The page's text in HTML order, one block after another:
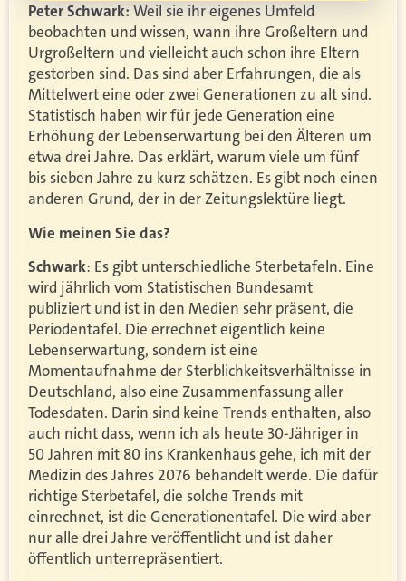
Peter Schwark: Weil sie ihr eigenes Umfeld
beobachten und wissen, wann ihre Großeltern und
Urgroßeltern und vielleicht auch schon ihre Eltern
gestorben sind. Das sind aber Erfahrungen, die als
Mittelwert eine oder zwei Generationen zu alt sind.
Statistisch haben wir für jede Generation eine
Erhöhung der Lebenserwartung bei den Älteren um
etwa drei Jahre. Das erklärt, warum viele um fünf
bis sieben Jahre zu kurz schätzen. Es gibt noch einen
anderen Grund, der in der Zeitungslektüre liegt.
Wie meinen Sie das?
Schwark: Es gibt unterschiedliche Sterbetafeln. Eine
wird jährlich vom Statistischen Bundesamt
publiziert und ist in den Medien sehr präsent, die
Periodentafel. Die errechnet eigentlich keine
Lebenserwartung, sondern ist eine
Momentaufnahme der Sterblichkeitsverhältnisse in
Deutschland, also eine Zusammenfassung aller
Todesdaten. Darin sind keine Trends enthalten, also
auch nicht dass, wenn ich als heute 30-Jähriger in
50 Jahren mit 80 ins Krankenhaus gehe, ich mit der
Medizin des Jahres 2076 behandelt werde. Die dafür
richtige Sterbetafel, die solche Trends mit
einrechnet, ist die Generationentafel. Die wird aber
nur alle drei Jahre veröffentlicht und ist daher
öffentlich unterrepräsentiert.